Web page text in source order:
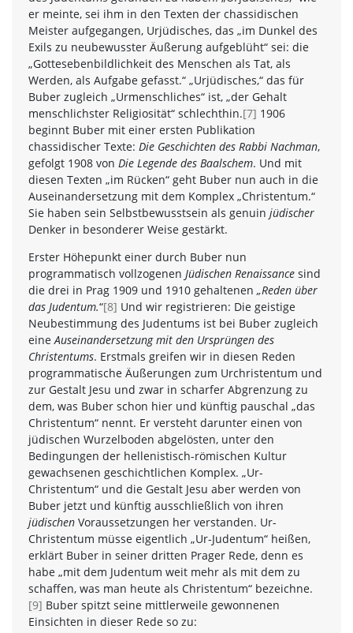
er meinte, sei ihm in den Texten der chassidischen
Meister aufgegangen, Urjüdisches, das „im Dunkel des
Exils zu neubewusster Äußerung aufgeblüht“ sei: die
„Gottesebenbildlichkeit des Menschen als Tat, als
Werden, als Aufgabe gefasst.“ „Urjüdisches,“ das für
Buber zugleich „Urmenschliches“ ist, „der Gehalt
menschlichster Religiosität“ schlechthin.[7] 1906
beginnt Buber mit einer ersten Publikation
chassidischer Texte: Die Geschichten des Rabbi Nachman,
gefolgt 1908 von Die Legende des Baalschem. Und mit
diesen Texten „im Rücken“ geht Buber nun auch in die
Auseinandersetzung mit dem Komplex „Christentum.“
Sie haben sein Selbstbewusstsein als genuin jüdischer
Denker in besonderer Weise gestärkt.
Erster Höhepunkt einer durch Buber nun
programmatisch vollzogenen Jüdischen Renaissance sind
die drei in Prag 1909 und 1910 gehaltenen „Reden über
das Judentum.“[8] Und wir registrieren: Die geistige
Neubestimmung des Judentums ist bei Buber zugleich
eine Auseinandersetzung mit den Ursprüngen des
Christentums. Erstmals greifen wir in diesen Reden
programmatische Äußerungen zum Urchristentum und
zur Gestalt Jesu und zwar in scharfer Abgrenzung zu
dem, was Buber schon hier und künftig pauschal „das
Christentum“ nennt. Er versteht darunter einen von
jüdischen Wurzelboden abgelösten, unter den
Bedingungen der hellenistisch-römischen Kultur
gewachsenen geschichtlichen Komplex. „Ur-
Christentum“ und die Gestalt Jesu aber werden von
Buber jetzt und künftig ausschließlich von ihren
jüdischen Voraussetzungen her verstanden. Ur-
Christentum müsse eigentlich „Ur-Judentum“ heißen,
erklärt Buber in seiner dritten Prager Rede, denn es
habe „mit dem Judentum weit mehr als mit dem zu
schaffen, was man heute als Christentum“ bezeichne.
[9] Buber spitzt seine mittlerweile gewonnenen
Einsichten in dieser Rede so zu: